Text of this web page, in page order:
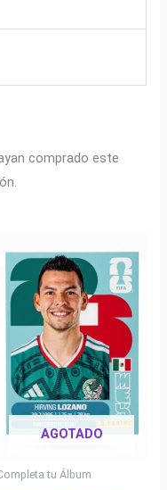
comprado este
AGOTADO
tu Álbum